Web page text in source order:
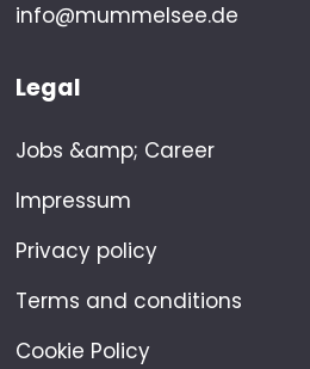
info@mummelsee.de
Legal
Jobs &amp; Career
Impressum
Privacy policy
Terms and conditions
Cookie Policy